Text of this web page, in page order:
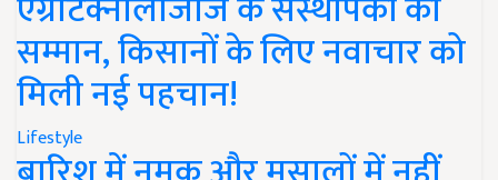
सम्मान, किसानों के लिए नवाचार को
मिली नई पहचान!
Lifestyle